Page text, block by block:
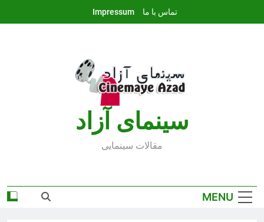
تماس با ما Impressum
سينماى آزاد
مقالات سينمايى
MENU